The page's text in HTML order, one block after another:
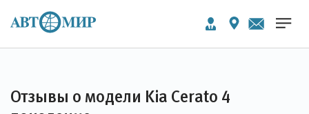
Отзывы о модели Kia Cerato 4